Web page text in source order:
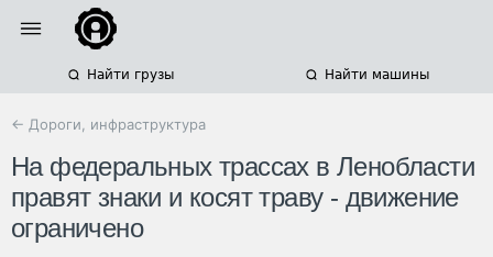
Найти грузы Найти машины
← Дороги, инфраструктура
На федеральных трассах в Ленобласти
правят знаки и косят траву - движение
ограничено